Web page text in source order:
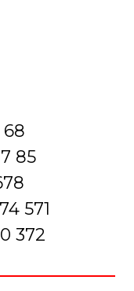
68
85
571
372